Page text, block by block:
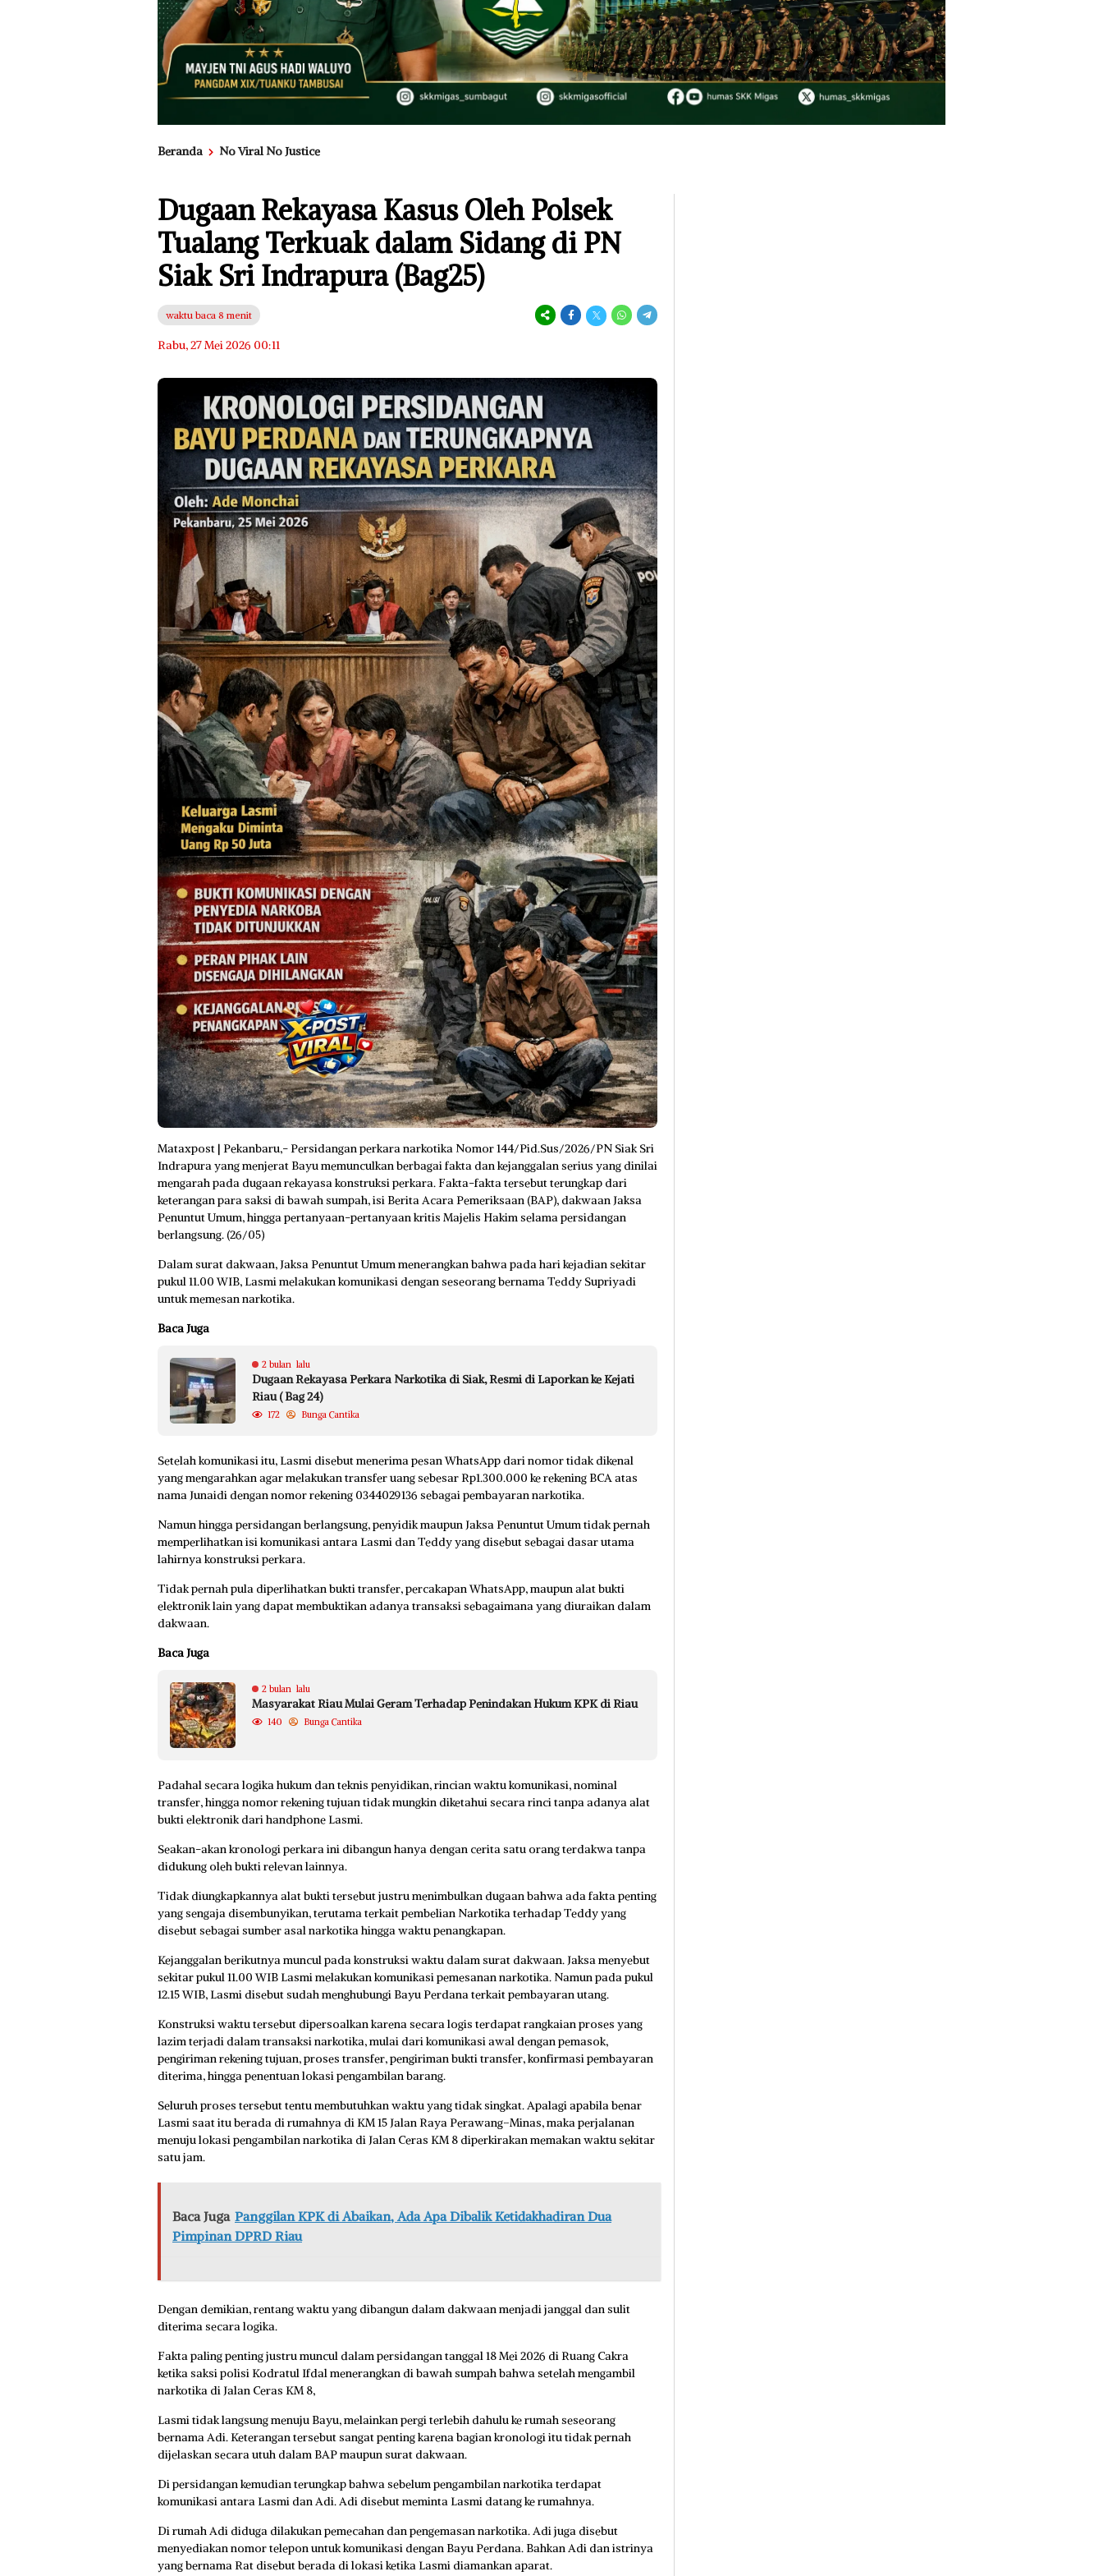
Beranda No Viral No Justice
Dugaan Rekayasa Kasus Oleh Polsek
Tualang Terkuak dalam Sidang di PN
Siak Sri Indrapura (Bag25)
waktu baca 8 menit
Rabu, 27 Mei 2026 00:11
Mataxpost | Pekanbaru,- Persidangan perkara narkotika Nomor 144/Pid.Sus/2026/PN Siak Sri
Indrapura yang menjerat Bayu memunculkan berbagai fakta dan kejanggalan serius yang dinilai
mengarah pada dugaan rekayasa konstruksi perkara. Fakta-fakta tersebut terungkap dari
keterangan para saksi di bawah sumpah, isi Berita Acara Pemeriksaan (BAP), dakwaan Jaksa
Penuntut Umum, hingga pertanyaan-pertanyaan kritis Majelis Hakim selama persidangan
berlangsung. (26/05)
Dalam surat dakwaan, Jaksa Penuntut Umum menerangkan bahwa pada hari kejadian sekitar
pukul 11.00 WIB, Lasmi melakukan komunikasi dengan seseorang bernama Teddy Supriyadi
untuk memesan narkotika.
Baca Juga
2 bulan lalu
Dugaan Rekayasa Perkara Narkotika di Siak, Resmi di Laporkan ke Kejati
Riau ( Bag 24)
172 Bunga Cantika
Setelah komunikasi itu, Lasmi disebut menerima pesan WhatsApp dari nomor tidak dikenal
yang mengarahkan agar melakukan transfer uang sebesar Rp1.300.000 ke rekening BCA atas
nama Junaidi dengan nomor rekening 0344029136 sebagai pembayaran narkotika.
Namun hingga persidangan berlangsung, penyidik maupun Jaksa Penuntut Umum tidak pernah
memperlihatkan isi komunikasi antara Lasmi dan Teddy yang disebut sebagai dasar utama
lahirnya konstruksi perkara.
Tidak pernah pula diperlihatkan bukti transfer, percakapan WhatsApp, maupun alat bukti
elektronik lain yang dapat membuktikan adanya transaksi sebagaimana yang diuraikan dalam
dakwaan.
Baca Juga
2 bulan lalu
Masyarakat Riau Mulai Geram Terhadap Penindakan Hukum KPK di Riau
140 Bunga Cantika
Padahal secara logika hukum dan teknis penyidikan, rincian waktu komunikasi, nominal
transfer, hingga nomor rekening tujuan tidak mungkin diketahui secara rinci tanpa adanya alat
bukti elektronik dari handphone Lasmi.
Seakan-akan kronologi perkara ini dibangun hanya dengan cerita satu orang terdakwa tanpa
didukung oleh bukti relevan lainnya.
Tidak diungkapkannya alat bukti tersebut justru menimbulkan dugaan bahwa ada fakta penting
yang sengaja disembunyikan, terutama terkait pembelian Narkotika terhadap Teddy yang
disebut sebagai sumber asal narkotika hingga waktu penangkapan.
Kejanggalan berikutnya muncul pada konstruksi waktu dalam surat dakwaan. Jaksa menyebut
sekitar pukul 11.00 WIB Lasmi melakukan komunikasi pemesanan narkotika. Namun pada pukul
12.15 WIB, Lasmi disebut sudah menghubungi Bayu Perdana terkait pembayaran utang.
Konstruksi waktu tersebut dipersoalkan karena secara logis terdapat rangkaian proses yang
lazim terjadi dalam transaksi narkotika, mulai dari komunikasi awal dengan pemasok,
pengiriman rekening tujuan, proses transfer, pengiriman bukti transfer, konfirmasi pembayaran
diterima, hingga penentuan lokasi pengambilan barang.
Seluruh proses tersebut tentu membutuhkan waktu yang tidak singkat. Apalagi apabila benar
Lasmi saat itu berada di rumahnya di KM 15 Jalan Raya Perawang–Minas, maka perjalanan
menuju lokasi pengambilan narkotika di Jalan Ceras KM 8 diperkirakan memakan waktu sekitar
satu jam.
Baca Juga Panggilan KPK di Abaikan, Ada Apa Dibalik Ketidakhadiran Dua
Pimpinan DPRD Riau
Dengan demikian, rentang waktu yang dibangun dalam dakwaan menjadi janggal dan sulit
diterima secara logika.
Fakta paling penting justru muncul dalam persidangan tanggal 18 Mei 2026 di Ruang Cakra
ketika saksi polisi Kodratul Ifdal menerangkan di bawah sumpah bahwa setelah mengambil
narkotika di Jalan Ceras KM 8,
Lasmi tidak langsung menuju Bayu, melainkan pergi terlebih dahulu ke rumah seseorang
bernama Adi. Keterangan tersebut sangat penting karena bagian kronologi itu tidak pernah
dijelaskan secara utuh dalam BAP maupun surat dakwaan.
Di persidangan kemudian terungkap bahwa sebelum pengambilan narkotika terdapat
komunikasi antara Lasmi dan Adi. Adi disebut meminta Lasmi datang ke rumahnya.
Di rumah Adi diduga dilakukan pemecahan dan pengemasan narkotika. Adi juga disebut
menyediakan nomor telepon untuk komunikasi dengan Bayu Perdana. Bahkan Adi dan istrinya
yang bernama Rat disebut berada di lokasi ketika Lasmi diamankan aparat.